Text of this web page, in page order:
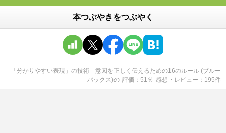
本つぶやきをつぶやく
「分かりやすい表現」の技術―意図を正しく伝えるための16のルール (ブルー
バックス)の 評価 51 ％ 感想・レビュー 195件